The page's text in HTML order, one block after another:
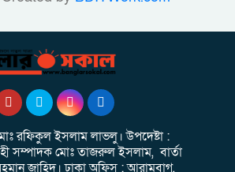
রফিকুল ইসলাম লাভলু। উপদেষ্টা :
সম্পাদক মোঃ তাজরুল‌‌ ইসলাম, বার্তা
জাহিদ। ঢাকা অফিস : আরামবাগ,